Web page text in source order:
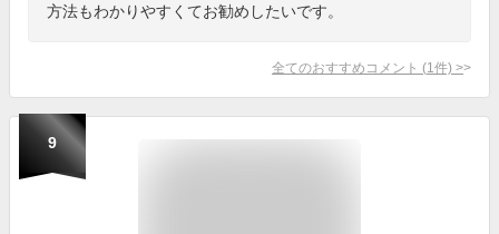
方法もわかりやすくてお勧めしたいです。
全てのおすすめコメント (1 件) >
9